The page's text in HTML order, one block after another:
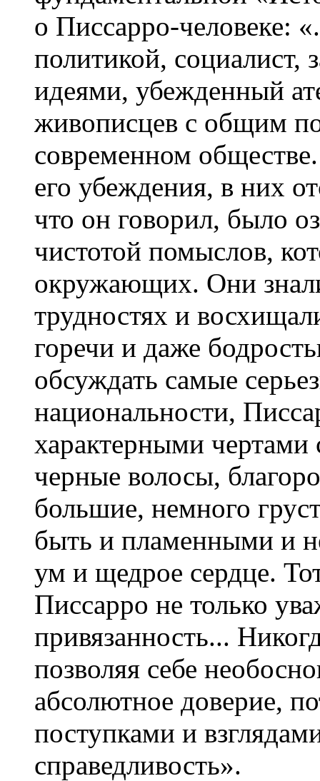
о Писсарро-человеке:
политикой, социалист,
идеями, убежденный
живописцев с общим
современном
его убеждения, в них
что он говорил, было
чистотой помыслов,
окружающих. Они
трудностях и
горечи и даже
обсуждать самые
национальности,
характерными чертами
черные волосы,
большие, немного
быть и пламенными и
ум и щедрое сердце.
Писсарро не только
привязанность...
позволяя себе
абсолютное доверие,
поступками и
справедливость».